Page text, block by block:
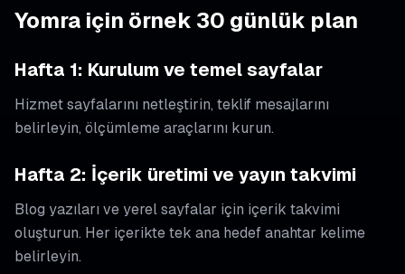
Yomra için örnek 30 günlük plan
Hafta 1: Kurulum ve temel sayfalar
Hizmet sayfalarını netleştirin, teklif mesajlarını
belirleyin, ölçümleme araçlarını kurun.
Hafta 2: İçerik üretimi ve yayın takvimi
Blog yazıları ve yerel sayfalar için içerik takvimi
oluşturun. Her içerikte tek ana hedef anahtar kelime
belirleyin.